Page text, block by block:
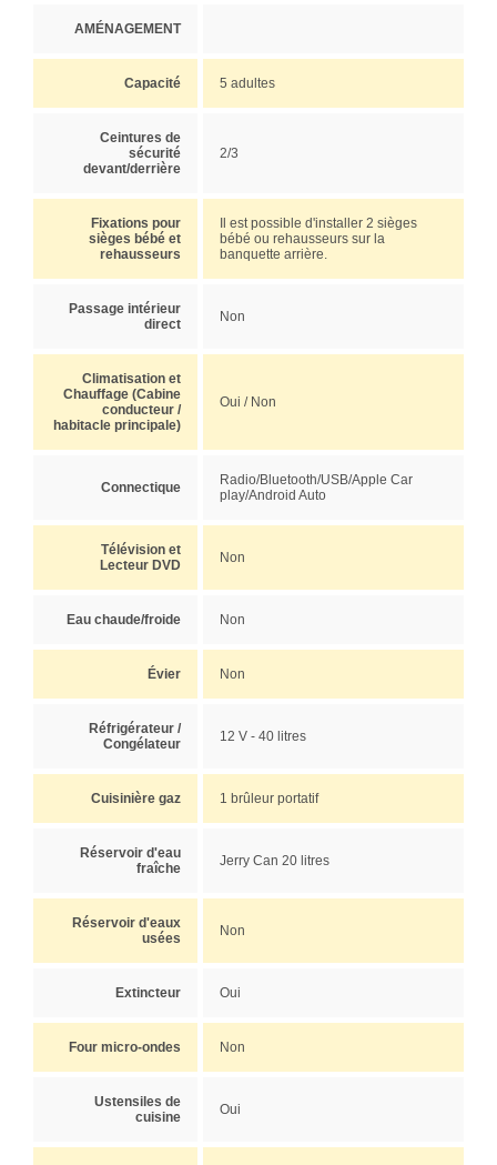
AMÉNAGEMENT
Capacité 5 adultes
Ceintures de
sécurité
devant/derrière
2/3
Fixations pour
sièges bébé et
rehausseurs
Il est possible d'installer 2 sièges
bébé ou rehausseurs sur la
banquette arrière.
Passage intérieur
direct
Non
Climatisation et
Chauffage (Cabine
conducteur /
habitacle principale)
Oui / Non
Connectique
Radio/Bluetooth/USB/Apple Car
play/Android Auto
Télévision et
Lecteur DVD
Non
Eau chaude/froide Non
Évier Non
Réfrigérateur /
Congélateur
12 V - 40 litres
Cuisinière gaz 1 brûleur portatif
Réservoir d'eau
fraîche
Jerry Can 20 litres
Réservoir d'eaux
usées
Non
Extincteur Oui
Four micro-ondes Non
Ustensiles de
cuisine
Oui